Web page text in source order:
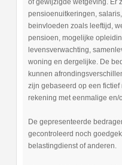
of gewijzigde wetgeving. Er
pensioenuitkeringen,
beinvloeden zoals leeftijd,
pensioen, mogelijke
levensverwachting,
woning en dergelijke. De
kunnen
zijn gebaseerd op een
rekening met eenmalige en/
De gepresenteerde
gecontroleerd noch
belastingdienst of anderen.